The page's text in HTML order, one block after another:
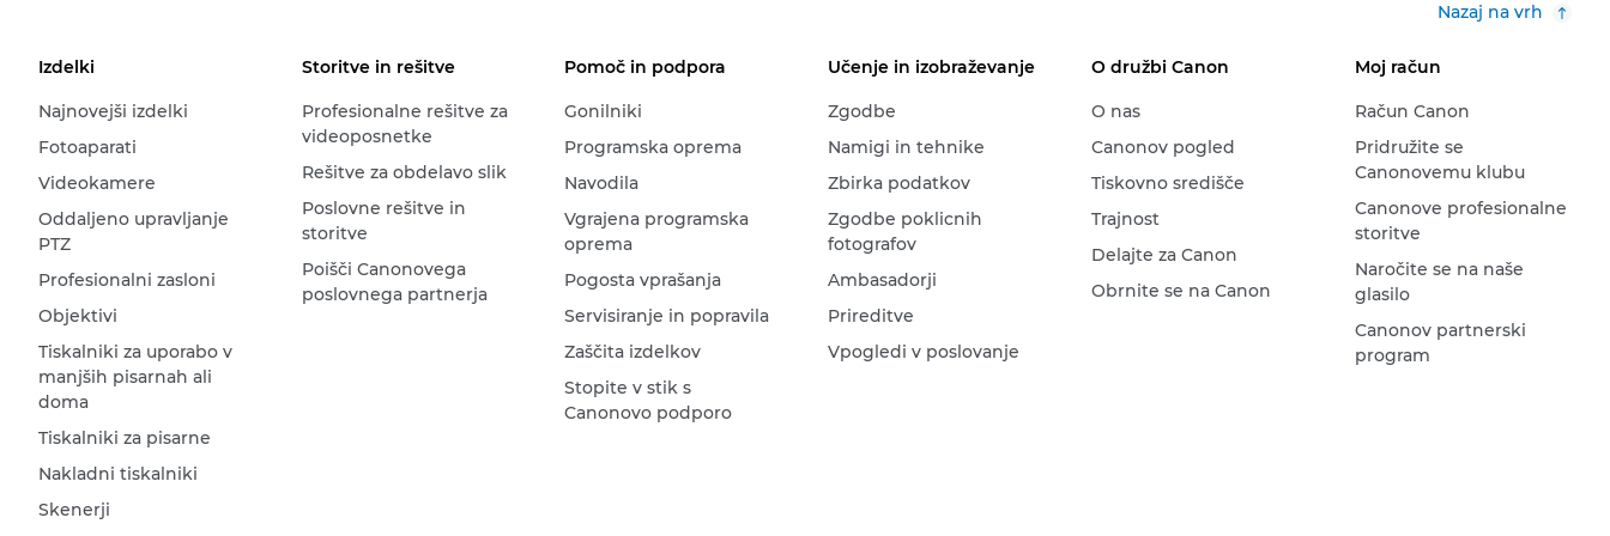
Nazaj na vrh
Izdelki
Najnovejši izdelki
Fotoaparati
Videokamere
Oddaljeno upravljanje
PTZ
Profesionalni zasloni
Objektivi
Tiskalniki za uporabo v
manjših pisarnah ali
doma
Tiskalniki za pisarne
Nakladni tiskalniki
Skenerji
Storitve in rešitve
Profesionalne rešitve za
videoposnetke
Rešitve za obdelavo slik
Poslovne rešitve in
storitve
Poišči Canonovega
poslovnega partnerja
Pomoč in podpora
Gonilniki
Programska oprema
Navodila
Vgrajena programska
oprema
Pogosta vprašanja
Servisiranje in popravila
Zaščita izdelkov
Stopite v stik s
Canonovo podporo
Učenje in izobraževanje
Zgodbe
Namigi in tehnike
Zbirka podatkov
Zgodbe poklicnih
fotografov
Ambasadorji
Prireditve
Vpogledi v poslovanje
O družbi Canon
O nas
Canonov pogled
Tiskovno središče
Trajnost
Delajte za Canon
Obrnite se na Canon
Moj račun
Račun Canon
Pridružite se
Canonovemu klubu
Canonove profesionalne
storitve
Naročite se na naše
glasilo
Canonov partnerski
program